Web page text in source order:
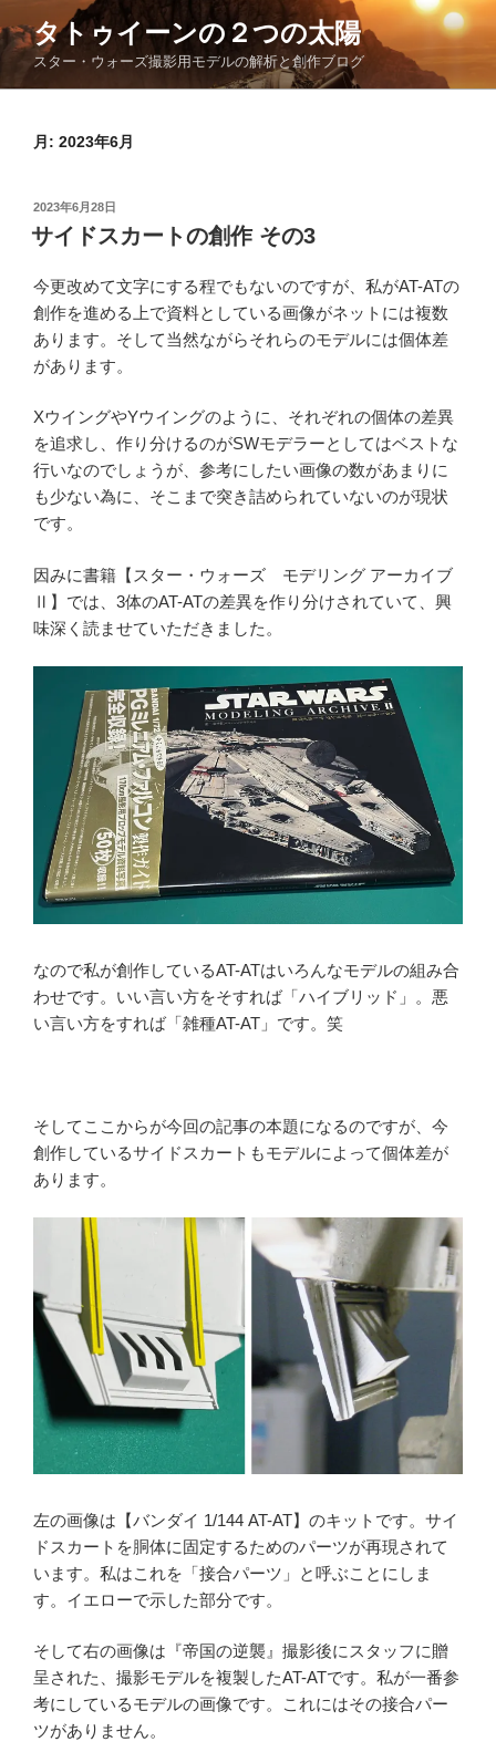
ン
ン
タトゥイーンの２つの太陽
スター・ウォーズ撮影用モデルの解析と創作ブログ
月: 2023年6月
投
稿
日:
2023年6月28日
サイドスカートの創作 その3
今更改めて文字にする程でもないのですが、私がAT-ATの
創作を進める上で資料としている画像がネットには複数
あります。そして当然ながらそれらのモデルには個体差
があります。
XウイングやYウイングのように、それぞれの個体の差異
を追求し、作り分けるのがSWモデラーとしてはベストな
行いなのでしょうが、参考にしたい画像の数があまりに
も少ない為に、そこまで突き詰められていないのが現状
です。
因みに書籍【スター・ウォーズ モデリング アーカイブ
Ⅱ】では、3体のAT-ATの差異を作り分けされていて、興
味深く読ませていただきました。
なので私が創作しているAT-ATはいろんなモデルの組み合
わせです。いい言い方をそすれば「ハイブリッド」。悪
い言い方をすれば「雑種AT-AT」です。笑
そしてここからが今回の記事の本題になるのですが、今
創作しているサイドスカートもモデルによって個体差が
あります。
左の画像は【バンダイ 1/144 AT-AT】のキットです。サイ
ドスカートを胴体に固定するためのパーツが再現されて
います。私はこれを「接合パーツ」と呼ぶことにしま
す。イエローで示した部分です。
そして右の画像は『帝国の逆襲』撮影後にスタッフに贈
呈された、撮影モデルを複製したAT-ATです。私が一番参
考にしているモデルの画像です。これにはその接合パー
ツがありません。